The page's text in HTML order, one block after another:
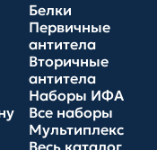
Белки
Первичные
антитела
Вторичные
антитела
Наборы ИФА
Все наборы
Мультиплекс